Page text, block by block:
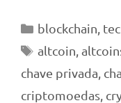
Categorias
blockchain
Tags
altcoin
chave privada
criptomoedas